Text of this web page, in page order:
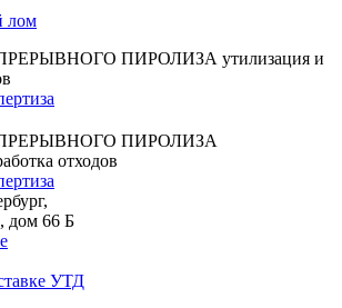
лом
ПИРОЛИЗА утилизация и
ПИРОЛИЗА
отходов
дом 66 Б
УТД